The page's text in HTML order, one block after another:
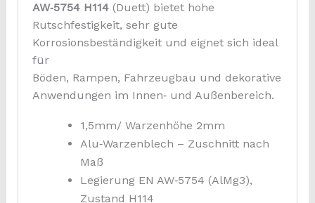
AW‑5754 H114 (Duett) bietet hohe
Rutschfestigkeit, sehr gute
Korrosionsbeständigkeit und eignet sich ideal
für
Böden, Rampen, Fahrzeugbau und dekorative
Anwendungen im Innen‑ und Außenbereich.
1,5mm/ Warzenhöhe 2mm
Alu‑Warzenblech – Zuschnitt nach
Maß
Legierung EN AW‑5754 (AlMg3),
Zustand H114